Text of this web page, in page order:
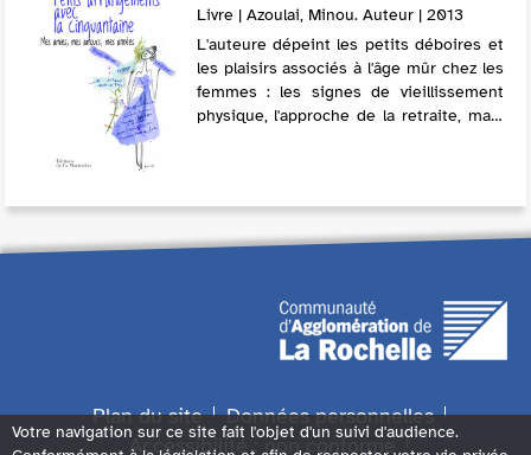
Livre | Azoulai, Minou. Auteur | 2013
L'auteure dépeint les petits déboires et
les plaisirs associés à l'âge mûr chez les
femmes : les signes de vieillissement
physique, l'approche de la retraite, mais
Plan du site
Données personnelles
Accessibilité : non conforme
Votre navigation sur ce site fait l'objet d'un suivi d'audience.